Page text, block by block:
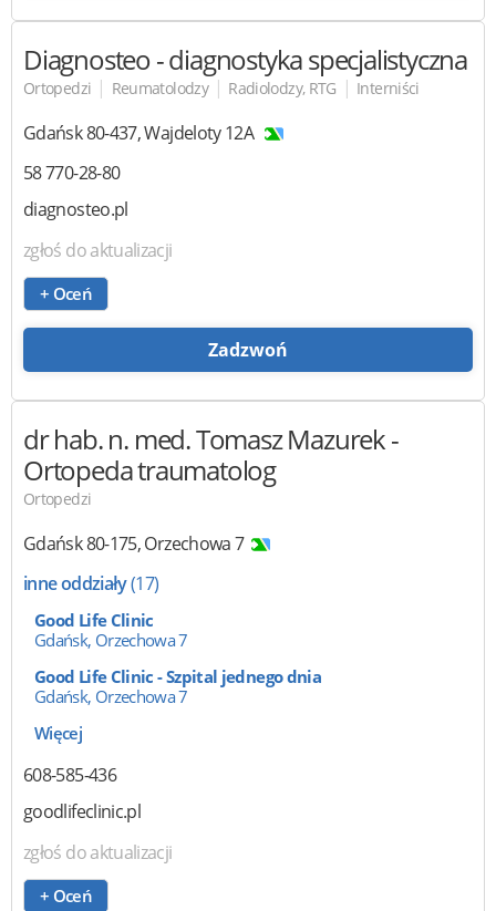
Diagnosteo- diagnostyka specjalistyczna
Ortopedzi | Reumatolodzy | Radiolodzy, RTG | Interniści
Gdańsk80-437,Wajdeloty 12A
58 770-28-80
diagnosteo.pl
zgłoś do aktualizacji
+ Oceń
Zadzwoń
dr hab. n. med. Tomasz Mazurek-
Ortopeda traumatolog
Ortopedzi
Gdańsk80-175,Orzechowa 7
inne oddziały(17)
Good Life Clinic
Gdańsk, Orzechowa 7
Good Life Clinic - Szpital jednego dnia
Gdańsk, Orzechowa 7
Więcej
608-585-436
goodlifeclinic.pl
zgłoś do aktualizacji
+ Oceń